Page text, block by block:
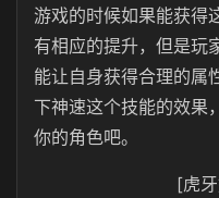
游戏的时候如果能获得
有相应的提升，但是玩
能让自身获得合理的属
下神速这个技能的效果
你的角色吧。
[虎